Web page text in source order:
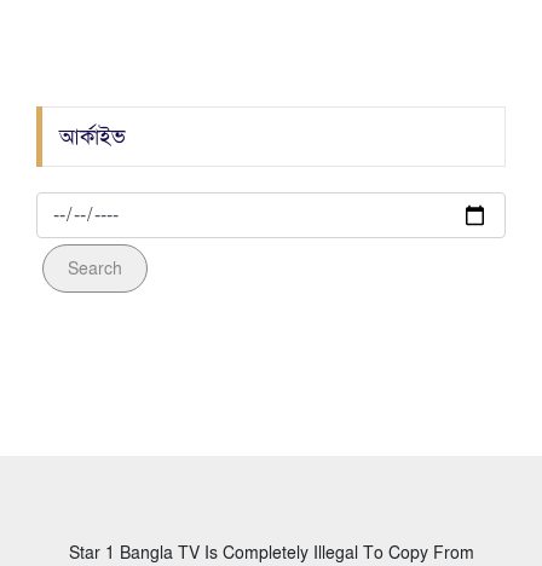
আর্কাইভ
Search
Star 1 Bangla TV Is Completely Illegal To Copy From